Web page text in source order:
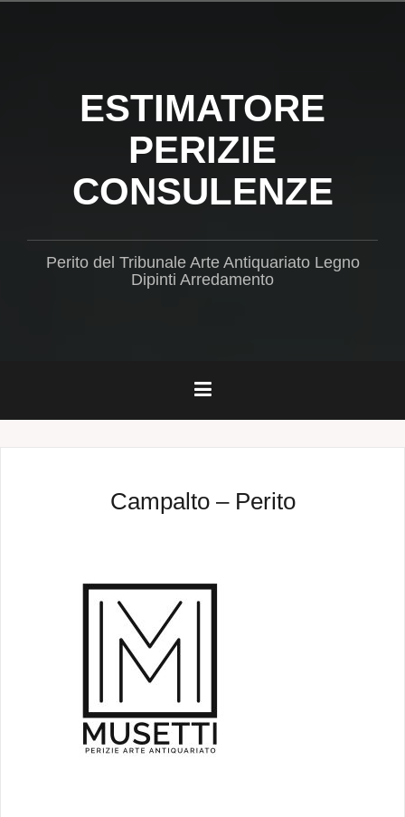
ESTIMATORE
PERIZIE
CONSULENZE
Perito del Tribunale Arte Antiquariato Legno
Dipinti Arredamento
Campalto – Perito